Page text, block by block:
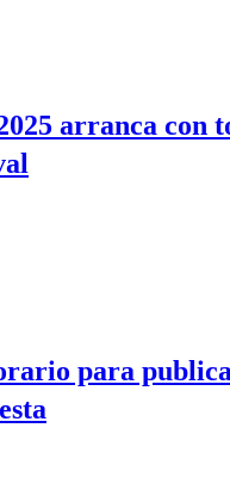
arranca con
para